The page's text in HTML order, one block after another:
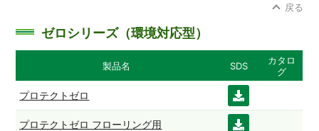
戻る
ゼロシリーズ（環境対応型）
製品名 SDS
カタロ
グ
プロテクトゼロ
ダウ
ンロ
プロテクトゼロ フローリング用
ダウ